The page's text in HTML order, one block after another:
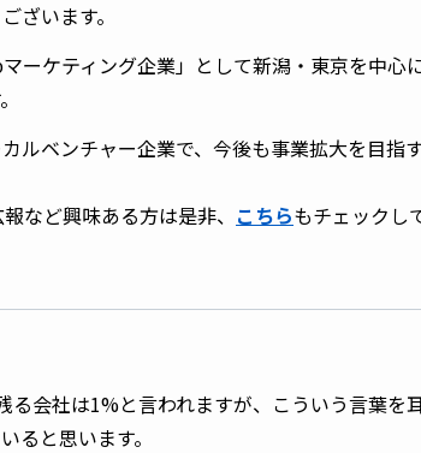
ざいます。
ーケティング企業」として新潟・東京を中心
ルベンチャー企業で、今後も事業拡大を目指
など興味ある方は是非、 こちらもチェックし
会社は1%と言われますが、こういう言葉を
ると思います。